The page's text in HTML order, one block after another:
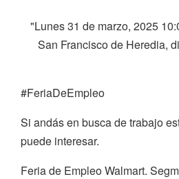
"Lunes 31 de marzo, 2025
San Francisco de Heredia,
#FeriaDeEmpleo
Si andás en busca de trabajo
puede interesar.
Feria de Empleo Walmart.